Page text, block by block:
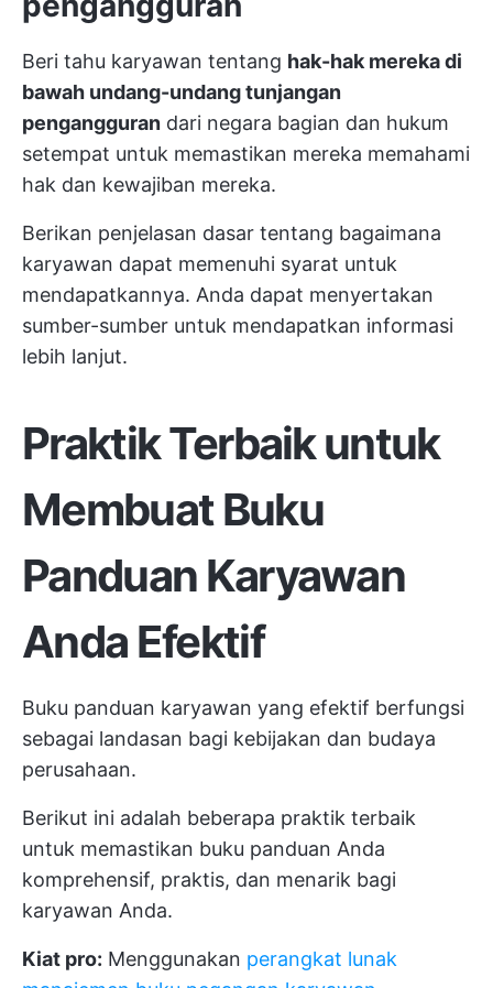
Beri tahu karyawan tentang hak-hak mereka di
bawah undang-undang tunjangan
pengangguran dari negara bagian dan hukum
setempat untuk memastikan mereka memahami
hak dan kewajiban mereka.
Berikan penjelasan dasar tentang bagaimana
karyawan dapat memenuhi syarat untuk
mendapatkannya. Anda dapat menyertakan
sumber-sumber untuk mendapatkan informasi
lebih lanjut.
Praktik Terbaik untuk
Membuat Buku
Panduan Karyawan
Anda Efektif
Buku panduan karyawan yang efektif berfungsi
sebagai landasan bagi kebijakan dan budaya
perusahaan.
Berikut ini adalah beberapa praktik terbaik
untuk memastikan buku panduan Anda
komprehensif, praktis, dan menarik bagi
karyawan Anda.
Kiat pro: Menggunakan perangkat lunak